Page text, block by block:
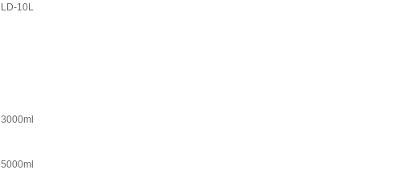
LD-10L
3000ml
5000ml